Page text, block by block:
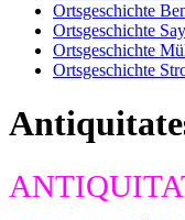
Ortsgeschichte
Ortsgeschichte
Ortsgeschichte
Ortsgeschichte